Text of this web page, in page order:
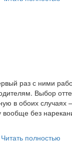
раз с ними
Выбор
в обоих
вообще без
Читать полностью